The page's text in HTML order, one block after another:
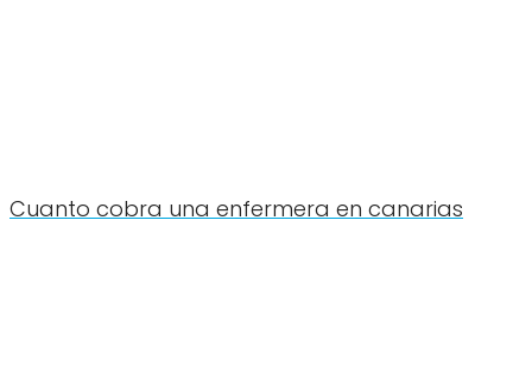
Cuanto cobra una enfermera en canarias